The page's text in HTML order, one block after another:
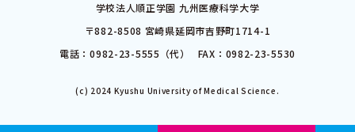
学校法人順正学園 九州医療科学大学
〒882-8508 宮崎県延岡市吉野町1714-1
電話：0982-23-5555（代） FAX：0982-23-5530
(c) 2024 Kyushu University of Medical Science.